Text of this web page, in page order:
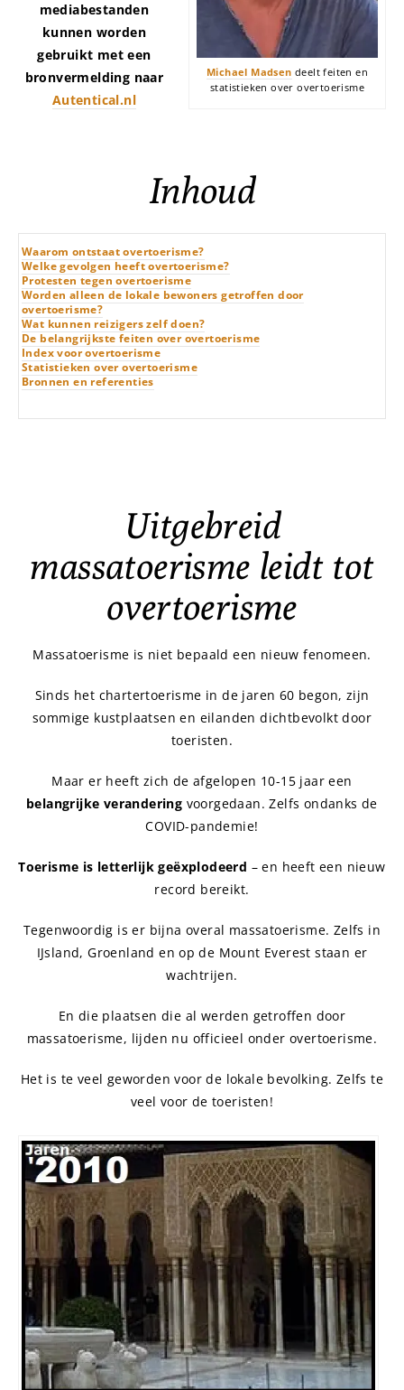
Michael Madsen deelt feiten en
statistieken over overtoerisme
mediabestanden
kunnen worden
gebruikt met een
bronvermelding naar
Autentical.nl
Inhoud
Waarom ontstaat overtoerisme?
Welke gevolgen heeft overtoerisme?
Protesten tegen overtoerisme
Worden alleen de lokale bewoners getroffen door
overtoerisme?
Wat kunnen reizigers zelf doen?
De belangrijkste feiten over overtoerisme
Index voor overtoerisme
Statistieken over overtoerisme
Bronnen en referenties
Uitgebreid
massatoerisme leidt tot
overtoerisme
Massatoerisme is niet bepaald een nieuw fenomeen.
Sinds het chartertoerisme in de jaren 60 begon, zijn
sommige kustplaatsen en eilanden dichtbevolkt door
toeristen.
Maar er heeft zich de afgelopen 10-15 jaar een
belangrijke verandering voorgedaan. Zelfs ondanks de
COVID-pandemie!
Toerisme is letterlijk geëxplodeerd – en heeft een nieuw
record bereikt.
Tegenwoordig is er bijna overal massatoerisme. Zelfs in
IJsland, Groenland en op de Mount Everest staan ​​er
wachtrijen.
En die plaatsen die al werden getroffen door
massatoerisme, lijden nu officieel onder overtoerisme.
Het is te veel geworden voor de lokale bevolking. Zelfs te
veel voor de toeristen!